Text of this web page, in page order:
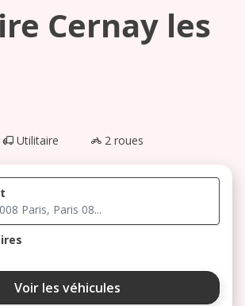
Cernay les
Utilitaire 2 roues
août 2026
ma me
Voir les véhicules